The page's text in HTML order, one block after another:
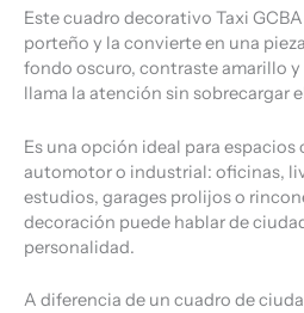
Este cuadro decorativo Taxi
porteño y la convierte en una
fondo oscuro, contraste amarillo
llama la atención sin sobrecargar
Es una opción ideal para
automotor o industrial: oficinas,
estudios, garages prolijos o
decoración puede hablar de
personalidad.
A diferencia de un cuadro de